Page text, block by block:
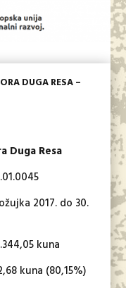
DUGA RESA –
Duga Resa
2017. do 30.
kuna
kuna (80,15%)